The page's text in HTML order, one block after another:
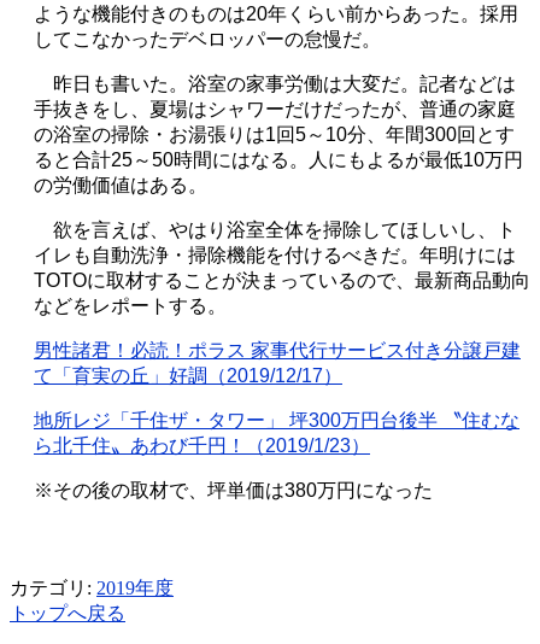
ような機能付きのものは20年くらい前からあった。採用
してこなかったデベロッパーの怠慢だ。
昨日も書いた。浴室の家事労働は大変だ。記者などは
手抜きをし、夏場はシャワーだけだったが、普通の家庭
の浴室の掃除・お湯張りは1回5～10分、年間300回とす
ると合計25～50時間にはなる。人にもよるが最低10万円
の労働価値はある。
欲を言えば、やはり浴室全体を掃除してほしいし、ト
イレも自動洗浄・掃除機能を付けるべきだ。年明けには
TOTOに取材することが決まっているので、最新商品動向
などをレポートする。
男性諸君！必読！ポラス 家事代行サービス付き分譲戸建
て「育実の丘」好調（2019/12/17）
地所レジ「千住ザ・タワー」 坪300万円台後半 〝住むな
ら北千住〟あわび千円！（2019/1/23）
※その後の取材で、坪単価は380万円になった
カテゴリ: 2019年度
トップへ戻る